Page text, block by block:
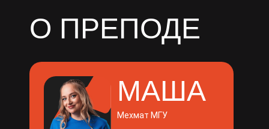
О ПРЕПОДЕ
МАША
Мехмат МГУ